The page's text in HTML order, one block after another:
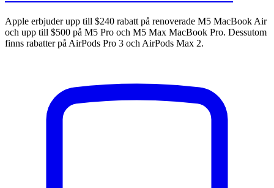
Apple erbjuder upp till $240 rabatt på renoverade M5 MacBook Air
och upp till $500 på M5 Pro och M5 Max MacBook Pro. Dessutom
finns rabatter på AirPods Pro 3 och AirPods Max 2.